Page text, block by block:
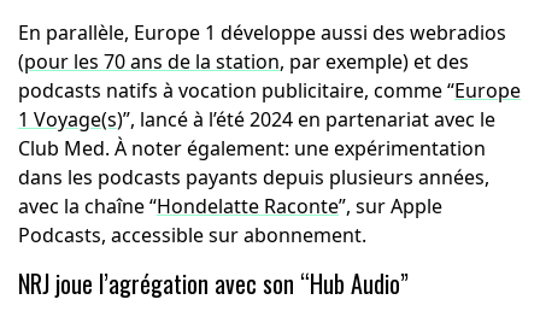
En parallèle, Europe 1 développe aussi des webradios
(pour les 70 ans de la station, par exemple) et des
podcasts natifs à vocation publicitaire, comme “Europe
1 Voyage(s)”, lancé à l’été 2024 en partenariat avec le
Club Med. À noter également: une expérimentation
dans les podcasts payants depuis plusieurs années,
avec la chaîne “Hondelatte Raconte”, sur Apple
Podcasts, accessible sur abonnement.
NRJ joue l’agrégation avec son “Hub Audio”